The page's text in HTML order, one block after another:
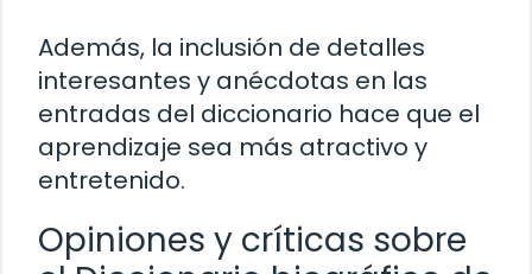
Además, la inclusión de detalles
interesantes y anécdotas en las
entradas del diccionario hace que el
aprendizaje sea más atractivo y
entretenido.
Opiniones y críticas sobre